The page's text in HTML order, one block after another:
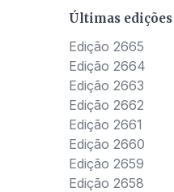
Últimas edições
Edição 2665
Edição 2664
Edição 2663
Edição 2662
Edição 2661
Edição 2660
Edição 2659
Edição 2658